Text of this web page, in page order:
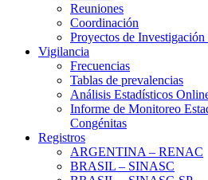
Reuniones
Coordinación
Proyectos de
Vigilancia
Frecuencias
Tablas de prevalencias
Análisis Estadísticos
Informe de Monitoreo
Congénitas
Registros
ARGENTINA – RENAC
BRASIL – SINASC